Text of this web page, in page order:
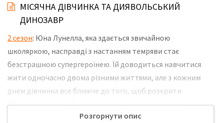
МІСЯЧНА ДІВЧИНКА ТА ДИЯВОЛЬСЬКИЙ
ДИНОЗАВР
2 сезон: Юна Лунелла, яка здається звичайною
школяркою, насправді з настанням темряви стає
безстрашною супергероїнею. Їй доводиться навчитися
жити одночасно двома різними життями, але з кожним
днем дівчинка все ближче до того, щоб розкрити
близьким правду. Супергероїні і її друзям належить
відправитися на інші планети, битися з небезпечними
Розгорнути опис